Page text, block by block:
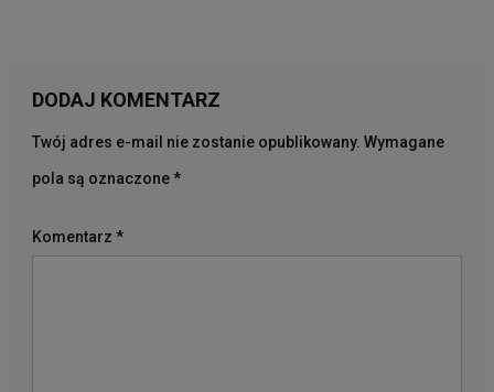
DODAJ KOMENTARZ
Twój adres e-mail nie zostanie opublikowany. Wymagane
pola są oznaczone*
Komentarz *